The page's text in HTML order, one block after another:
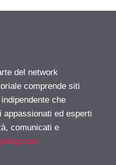
del network
comprende siti
che
ed esperti
comunicati e